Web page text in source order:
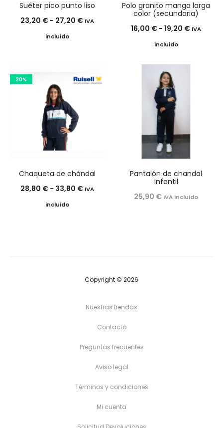
Suéter pico punto liso
23,20 € - 27,20 €Rango
23,20 €
IVA
incluido
Polo granito manga larga
color (secundaria)
16,00 € - 19,20 €Rango
IVA
incluido
20%
Chaqueta de chándal
28,80 € - 33,80 €Rango
33,80 €
IVA
incluido
Pantalón de chandal
infantil
25,90 € IVA incluido
Copyright © 2026
Nuestras tiendas
Contacto
Preguntas frecuentes
Aviso legal
Términos y condiciones
Mi cuenta